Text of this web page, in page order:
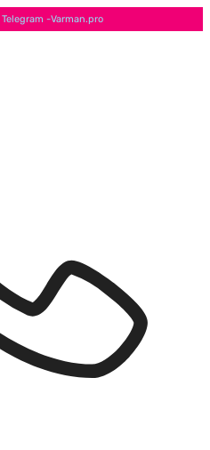
Telegram -Varman.pro